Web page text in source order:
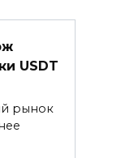
USDT
рынок